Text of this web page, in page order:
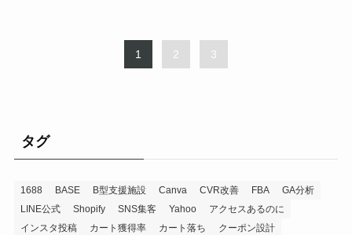
1 2 3
タグ
1688 BASE B型支援施設 Canva CVR改善 FBA
GA分析
LINE公式
Shopify SNS集客 Yahoo
アクセスあるのに
インスタ投稿
カート獲得率 カート落ち
クーポン設計